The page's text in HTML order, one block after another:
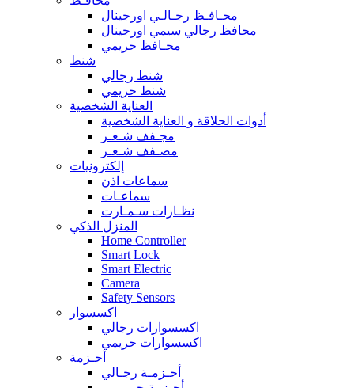
محـافـظ رجـالـي اورجينال
محافظ رجالي سيمي اورجينال
محـافظ حريمي
شنط
شنط رجالي
شنط حريمي
العناية الشخصية
أدوات الحلاقة و العناية الشخصية
مجـفف شـعـر
مصـفف شـعـر
إلكترونيات
سماعات اذن
سماعـات
نظـارات سـمـارت
المنزل الذكي
Home Controller
Smart Lock
Smart Electric
Camera
Safety Sensors
اكسسوار
اكسسوارات رجالي
اكسسوارات حريمي
أحـزمة
أحـزمـة رجـالي